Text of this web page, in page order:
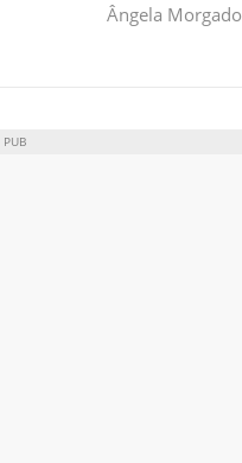
Ângela Morgado
PUB